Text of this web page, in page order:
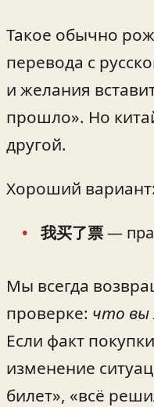
Такое обычно
перевода с
и желания
прошло». Но
другой.
Хороший вариант:
我买了票—
Мы всегда
проверке: что
Если факт
изменение
билет», «всё